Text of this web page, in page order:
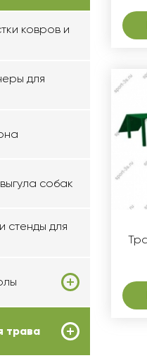
ковров и
для
собак
стенды для
трава